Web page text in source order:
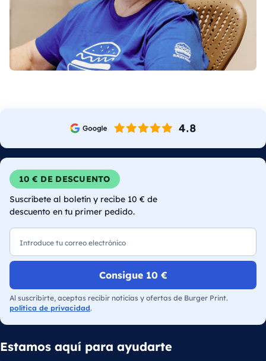
10 € DE DESCUENTO
Suscríbete al boletín y recibe 10 € de
descuento en tu primer pedido.
Consigue 10 €
Al suscribirte, aceptas recibir noticias y ofertas de Burger Print.
política de privacidad.
Estamos aquí para ayudarte